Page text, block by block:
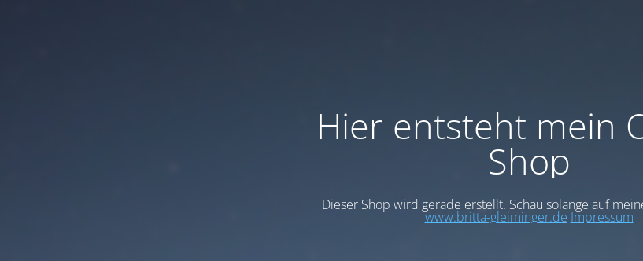
Hier entsteht mein
Shop
Dieser Shop wird gerade erstellt. Schau solange auf
www.britta-gleiminger.de Impressum